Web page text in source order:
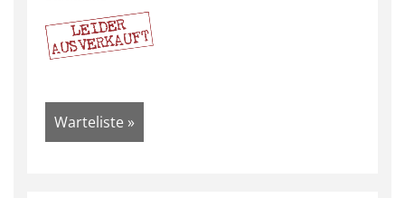
Warteliste »